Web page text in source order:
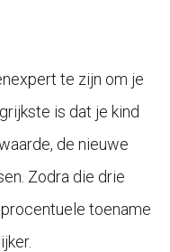
te zijn om je
is dat je kind
de nieuwe
Zodra die drie
toename